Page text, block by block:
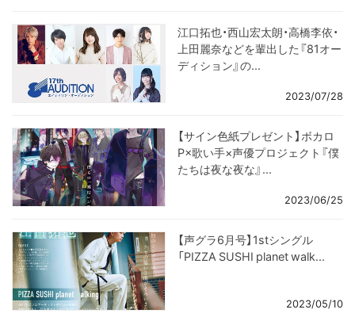
江口拓也・西山宏太朗・高橋李依・
上田麗奈などを輩出した『81オー
ディション』の...
2023/07/28
【サイン色紙プレゼント】ボカロ
P×歌い手×声優プロジェクト『僕
たちは夜な夜な』...
2023/06/25
【声グラ6月号】1stシングル
「PIZZA SUSHI planet walk...
2023/05/10